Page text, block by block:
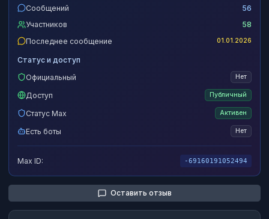
Сообщений
56
Участников
58
Последнее сообщение
01.01.2026
Статус и доступ
Официальный
Нет
Доступ Публичный
Статус Max Активен
Есть боты Нет
Max ID: -69160191052494
Оставить отзыв